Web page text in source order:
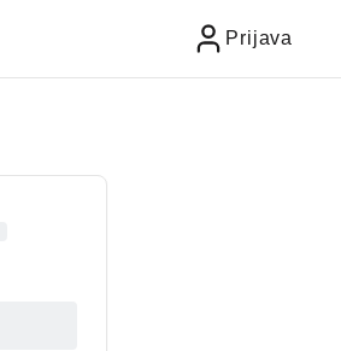
Prijava